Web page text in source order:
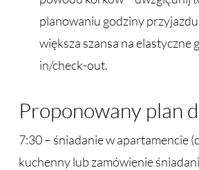
planowaniu godziny
większa szansa na elastyczne
in/check-out.
Proponowany plan
7:30 – śniadanie w apartamencie
kuchenny lub zamówienie